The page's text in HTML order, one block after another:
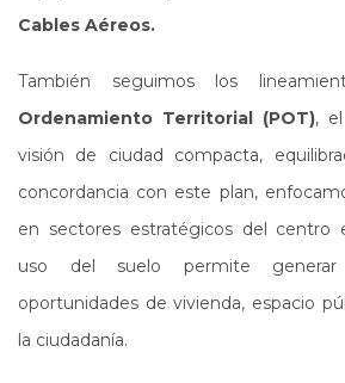
Cables Aéreos.
También seguimos los
Ordenamiento Territorial (POT),
visión de ciudad compacta,
concordancia con este plan,
en sectores estratégicos del centro
uso del suelo permite
oportunidades de vivienda, espacio
la ciudadanía.